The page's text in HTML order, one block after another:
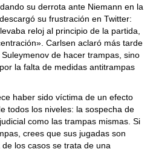
su derrota ante Niemann en la
su frustración en Twitter:
reloj al principio de la partida,
Carlsen aclaró más tarde
de hacer trampas, sino
la falta de medidas antitrampas
haber sido víctima de un efecto
todos los niveles: la sospecha de
como las trampas mismas. Si
crees que sus jugadas son
los casos se trata de una